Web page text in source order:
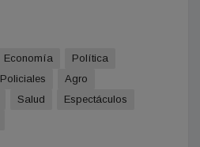
Economía
Política
Policiales
Agro
Salud
Espectáculos